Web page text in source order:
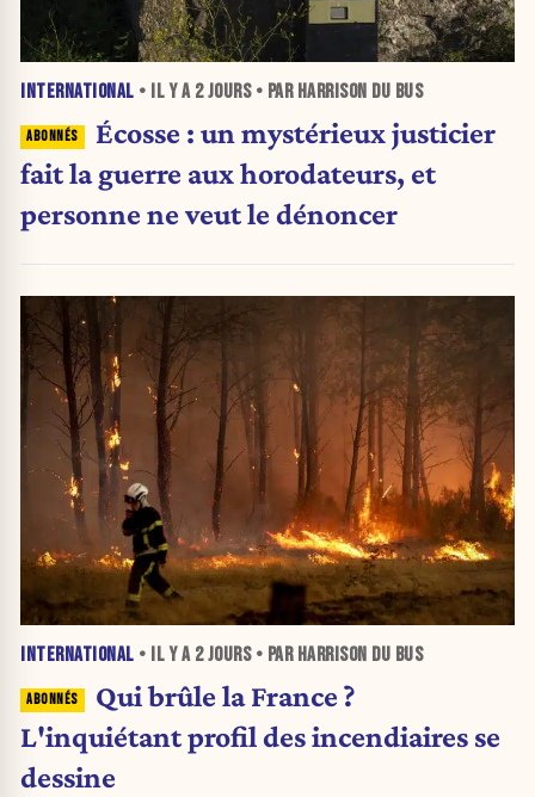
INTERNATIONAL • IL Y A 2 JOURS• PAR HARRISON DU BUS
Écosse : un mystérieux justicier
fait la guerre aux horodateurs, et
personne ne veut le dénoncer
INTERNATIONAL • IL Y A 2 JOURS• PAR HARRISON DU BUS
Qui brûle la France ?
L'inquiétant profil des incendiaires se
dessine